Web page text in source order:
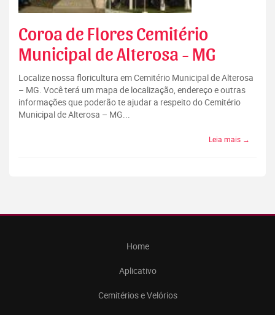
Coroa de Flores Cemitério
Municipal de Alterosa - MG
Localize nossa floricultura em Cemitério Municipal de Alterosa
– MG. Você terá um mapa de localização, endereço e outras
informações que poderão te ajudar a respeito do Cemitério
Municipal de Alterosa – MG...
Leia mais →
Home
Aplicativo
Cemitérios e Velórios